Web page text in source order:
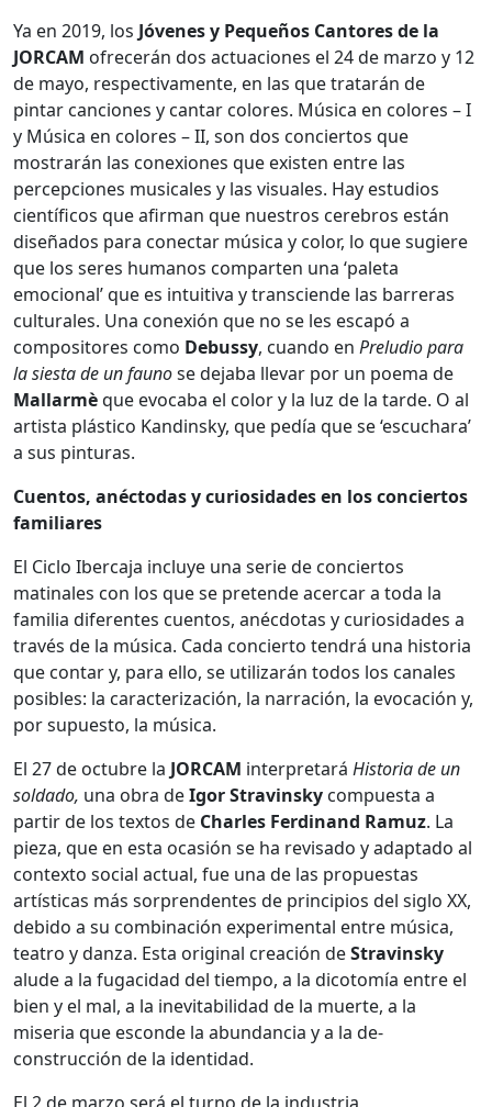
Ya en 2019, los Jóvenes y Pequeños Cantores de la
JORCAM ofrecerán dos actuaciones el 24 de marzo y 12
de mayo, respectivamente, en las que tratarán de
pintar canciones y cantar colores. Música en colores – I
y Música en colores – II, son dos conciertos que
mostrarán las conexiones que existen entre las
percepciones musicales y las visuales. Hay estudios
científicos que afirman que nuestros cerebros están
diseñados para conectar música y color, lo que sugiere
que los seres humanos comparten una ‘paleta
emocional’ que es intuitiva y transciende las barreras
culturales. Una conexión que no se les escapó a
compositores como Debussy, cuando en Preludio para
la siesta de un faunose dejaba llevar por un poema de
Mallarmèque evocaba el color y la luz de la tarde. O al
artista plástico Kandinsky, que pedía que se ‘escuchara’
a sus pinturas.
Cuentos, anéctodas y curiosidades en los conciertos
familiares
El Ciclo Ibercaja incluye una serie de conciertos
matinales con los que se pretende acercar a toda la
familia diferentes cuentos, anécdotas y curiosidades a
través de la música. Cada concierto tendrá una historia
que contar y, para ello, se utilizarán todos los canales
posibles: la caracterización, la narración, la evocación y,
por supuesto, la música.
El 27 de octubre la JORCAM interpretará Historia de un
soldado, una obra deIgorStravinsky compuesta a
partir de los textos de Charles Ferdinand Ramuz. La
pieza, que en esta ocasión se ha revisado y adaptado al
contexto social actual, fue una de las propuestas
artísticas más sorprendentes de principios del siglo XX,
debido a su combinación experimental entre música,
teatro y danza. Esta original creación deStravinsky
alude a la fugacidad del tiempo, a la dicotomía entre el
bien y el mal, a la inevitabilidad de la muerte, a la
miseria que esconde la abundancia y a la de-
construcción de la identidad.